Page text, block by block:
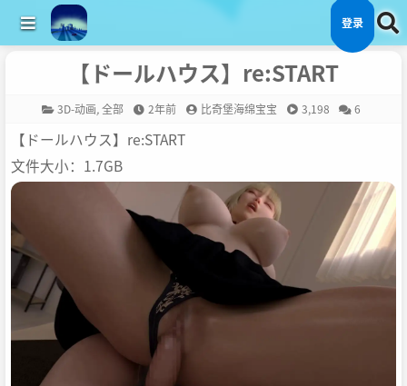
登录
【ドールハウス】re:START
3D-动画,全部 2年前 比奇堡海绵宝宝 3,198 6
【ドールハウス】re:START
文件大小：1.7GB